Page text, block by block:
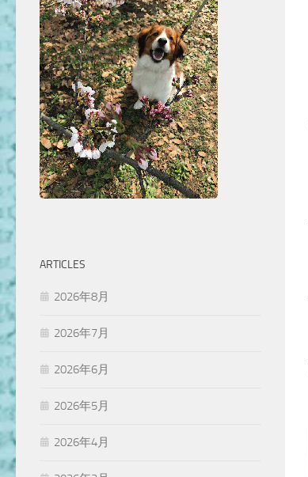
ARTICLES
2026年8月
2026年7月
2026年6月
2026年5月
2026年4月